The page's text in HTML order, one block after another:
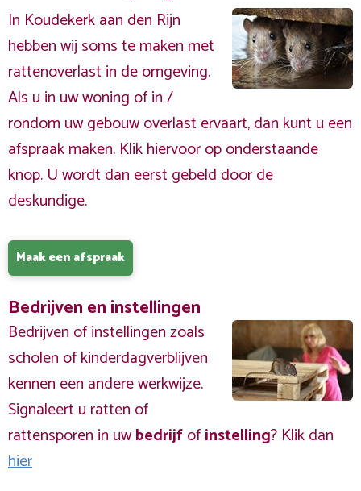
In Koudekerk aan den Rijn
hebben wij soms te maken met
rattenoverlast in de omgeving.
Als u in uw woning of in /
rondom uw gebouw overlast ervaart, dan kunt u een
afspraak maken. Klik hiervoor op onderstaande
knop. U wordt dan eerst gebeld door de
deskundige.
Maak een afspraak
Bedrijven en instellingen
Bedrijven of instellingen zoals
scholen of kinderdagverblijven
kennen een andere werkwijze.
Signaleert u ratten of
rattensporen in uwbedrijfofinstelling? Klik dan
hier